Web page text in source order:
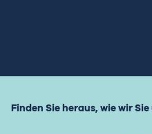
Finden Sie heraus, wie wir